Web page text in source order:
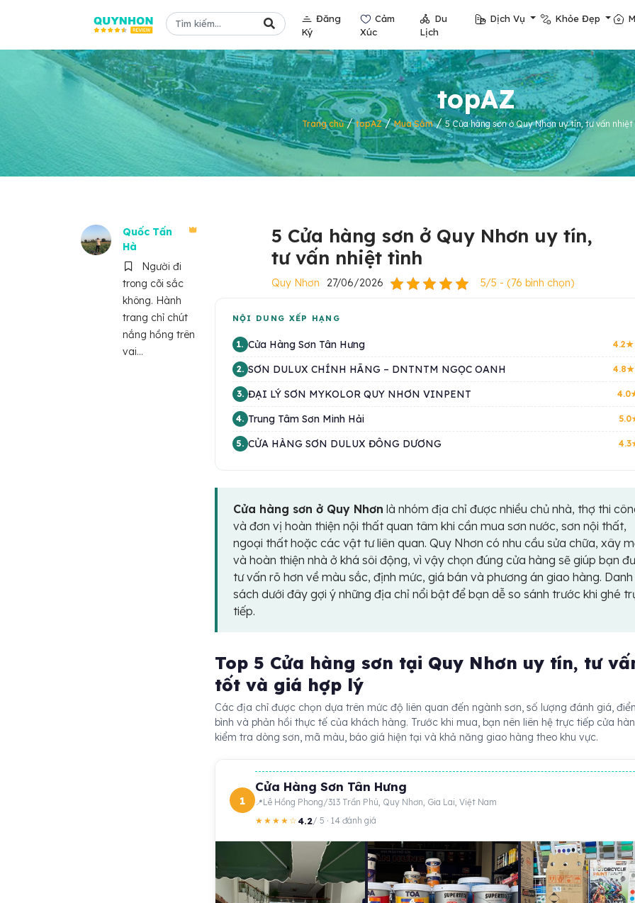
Đăng
Ký
Cảm
Xúc
Du
Lịch
Dịch Vụ Khỏe Đẹp
topAZ
Trang chủ/topAZ/Mua Sắm/5 Cửa hàng sơn ở Quy Nhơn uy tín, tư vấn nhiệt
Quốc Tấn
Hà
Người đi
trong cõi sắc
không. Hành
trang chỉ chút
nắng hồng trên
vai...
5 Cửa hàng sơn ở Quy Nhơn uy tín,
tư vấn nhiệt tình
Quy Nhơn 27/06/2026 5/5 - (76 bình chọn)
NỘI DUNG XẾP HẠNG
1. Cửa Hàng Sơn Tân Hưng 4.2★
2. SƠN DULUX CHÍNH HÃNG – DNTNTM NGỌC OANH 4.8★
3. ĐẠI LÝ SƠN MYKOLOR QUY NHƠN VINPENT
4. Trung Tâm Sơn Minh Hải
5. CỬA HÀNG SƠN DULUX ĐÔNG DƯƠNG
Cửa hàng sơn ở Quy Nhơn là nhóm địa chỉ được nhiều chủ nhà, thợ thi
và đơn vị hoàn thiện nội thất quan tâm khi cần mua sơn nước, sơn nội thất,
ngoại thất hoặc các vật tư liên quan. Quy Nhơn có nhu cầu sửa chữa, xây
và hoàn thiện nhà ở khá sôi động, vì vậy chọn đúng cửa hàng sẽ giúp bạn
tư vấn rõ hơn về màu sắc, định mức, giá bán và phương án giao hàng. Danh
sách dưới đây gợi ý những địa chỉ nổi bật để bạn dễ so sánh trước khi ghé
tiếp.
Top 5 Cửa hàng sơn tại Quy Nhơn uy tín, tư
tốt và giá hợp lý
Các địa chỉ được chọn dựa trên mức độ liên quan đến ngành sơn, số lượng đánh giá,
bình và phản hồi thực tế của khách hàng. Trước khi mua, bạn nên liên hệ trực tiếp cửa
kiểm tra dòng sơn, mã màu, báo giá hiện tại và khả năng giao hàng theo khu vực.
1
Cửa Hàng Sơn Tân Hưng
Lê Hồng Phong/313 Trần Phú, Quy Nhơn, Gia Lai, Việt Nam
★★★★☆4.2/ 5 · 14 đánh giá